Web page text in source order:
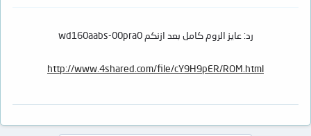
رد: عايز الروم كامل بعد ازنكم wd160aabs-00pra0
http://www.4shared.com/file/cY9H9pER/ROM.html